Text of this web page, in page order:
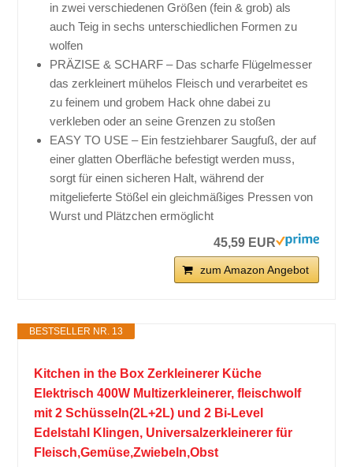
in zwei verschiedenen Größen (fein & grob) als
auch Teig in sechs unterschiedlichen Formen zu
wolfen
PRÄZISE & SCHARF – Das scharfe Flügelmesser
das zerkleinert mühelos Fleisch und verarbeitet es
zu feinem und grobem Hack ohne dabei zu
verkleben oder an seine Grenzen zu stoßen
EASY TO USE – Ein festziehbarer Saugfuß, der auf
einer glatten Oberfläche befestigt werden muss,
sorgt für einen sicheren Halt, während der
mitgelieferte Stößel ein gleichmäßiges Pressen von
Wurst und Plätzchen ermöglicht
45,59 EUR
zum Amazon Angebot
BESTSELLER NR. 13
Kitchen in the Box Zerkleinerer Küche
Elektrisch 400W Multizerkleinerer, fleischwolf
mit 2 Schüsseln(2L+2L) und 2 Bi-Level
Edelstahl Klingen, Universalzerkleinerer für
Fleisch,Gemüse,Zwiebeln,Obst